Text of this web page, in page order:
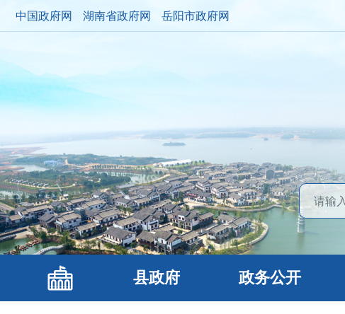
中国政府网 湖南省政府网 岳阳市政府网
县政府 政务公开